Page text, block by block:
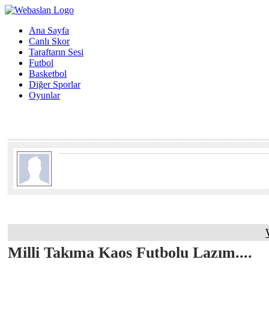
Ana Sayfa
Canlı Skor
Taraftarın Sesi
Futbol
Basketbol
Diğer Sporlar
Oyunlar
Milli Takıma Kaos Futbolu Lazım....